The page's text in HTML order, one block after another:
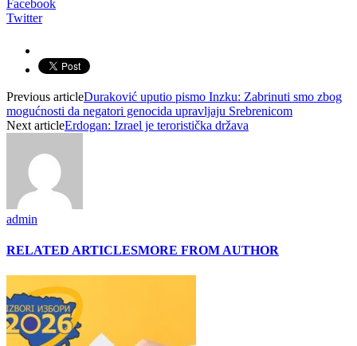
Facebook
Twitter
Previous articleDuraković uputio pismo Inzku: Zabrinuti smo zbog
mogućnosti da negatori genocida upravljaju Srebrenicom
Next articleErdogan: Izrael je teroristička država
admin
RELATED ARTICLESMORE FROM AUTHOR